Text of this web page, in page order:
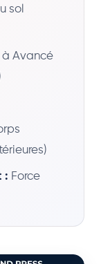
sol
à Avancé
: Force